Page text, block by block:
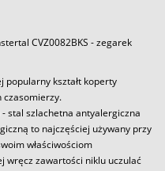
CVZ0082BKS - zegarek
popularny kształt koperty
czasomierzy.
- stal szlachetna antyalergiczna
to najczęściej używany przy
właściwościom
wręcz zawartości niklu uczulać